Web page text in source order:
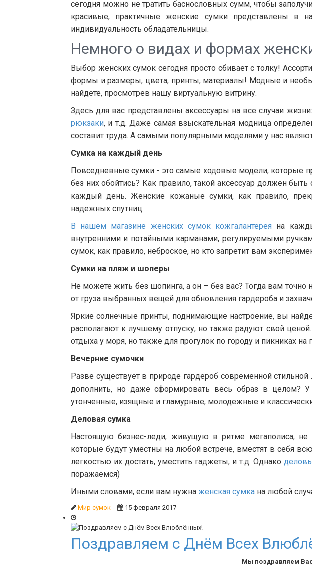
сегодня можно не тратить баснословных сумм, чтобы
красивые, практичные женские сумки представлены в
индивидуальность обладательницы.
Немного о видах и формах
Выбор женских сумок сегодня просто сбивает с толку!
формы и размеры, цвета, принты, материалы! Модные и
найдете, просмотрев нашу виртуальную витрину.
Здесь для вас представлены аксессуары на все случаи
рюкзаки, и т.д. Даже самая взыскательная модница
составит труда. А самыми популярными моделями у нас
Сумка на каждый день
Повседневные сумки - это самые ходовые модели, которые
без них обойтись? Как правило, такой аксессуар должен
каждый день. Женские кожаные сумки, как правило,
надежных спутниц.
В нашем магазине женских сумок кожгалантерея на
внутренними и потайными карманами, регулируемыми
сумок, как правило, неброское, но кто запретит вам
Сумки на пляж и шоперы
Не можете жить без шопинга, а он – без вас? Тогда вам
от груза выбранных вещей для обновления гардероба и
Яркие солнечные принты, поднимающие настроение, вы
располагают к лучшему отпуску, но также радуют свой ценой.
отдыха у моря, но также для прогулок по городу и пикниках на
Вечерние сумочки
Разве существует в природе гардероб современной
дополнить, но даже сформировать весь образ в целом?
утонченные, изящные и гламурные, молодежные и
Деловая сумка
Настоящую бизнес-леди, живущую в ритме мегаполиса,
которые будут уместны на любой встрече, вместят в себя
легкостью их достать, уместить гаджеты, и т.д. Однако
поражаемся)
Иными словами, если вам нужна женская сумка на любой
Мир сумок 15 февраля 2017
Поздравляем с Днём Всех
Мы поздравляем